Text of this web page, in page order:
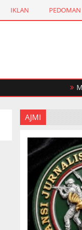
IKLAN
Media
AJMI